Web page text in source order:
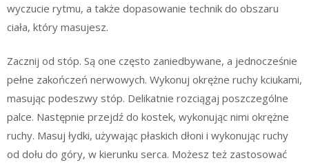
wyczucie rytmu, a także dopasowanie technik do obszaru
ciała, który masujesz.
Zacznij od stóp. Są one często zaniedbywane, a jednocześnie
pełne zakończeń nerwowych. Wykonuj okrężne ruchy kciukami,
masując podeszwy stóp. Delikatnie rozciągaj poszczególne
palce. Następnie przejdź do kostek, wykonując nimi okrężne
ruchy. Masuj łydki, używając płaskich dłoni i wykonując ruchy
od dołu do góry, w kierunku serca. Możesz też zastosować